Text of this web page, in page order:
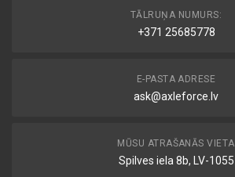
TĀLRUŅA NUMURS:
+371 25685778
E-PASTA ADRESE
ask@axleforce.lv
MŪSU ATRAŠANĀS VIETA
Spilves iela 8b, LV-1055